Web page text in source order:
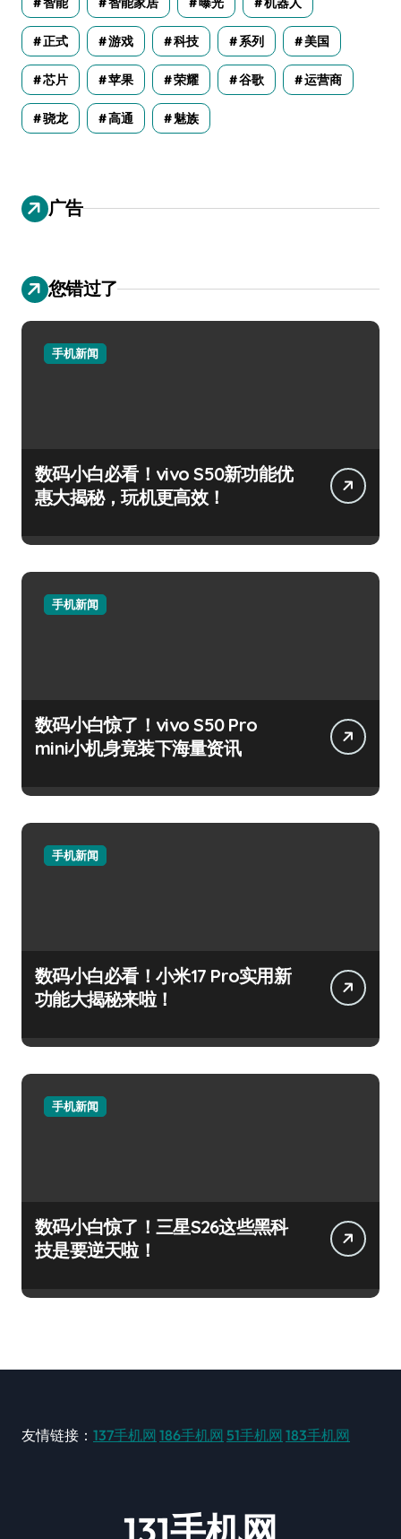
正式 游戏 科技 系列 美国
芯片 苹果 荣耀 谷歌 运营商
骁龙 高通 魅族
广告
您错过了
手机新闻
数码小白必看！vivo S50新功能优
惠大揭秘，玩机更高效！
手机新闻
数码小白惊了！vivo S50 Pro
mini小机身竟装下海量资讯
手机新闻
数码小白必看！小米17 Pro实用新
功能大揭秘来啦！
手机新闻
数码小白惊了！三星S26这些黑科
技是要逆天啦！
友情链接： 137手机网 186手机网 51手机网 183手机网
131手机网